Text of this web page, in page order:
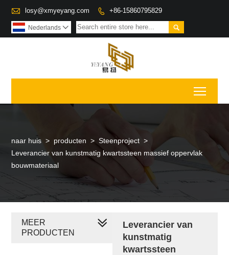
 losy@xmyeyang.com  +86-15860795829

Nederlands 
naar huis > producten > Steenproject >
Leverancier van kunstmatig kwartssteen massief oppervlak
bouwmateriaal
Leverancier van
kunstmatig
kwartssteen
MEER
PRODUCTEN